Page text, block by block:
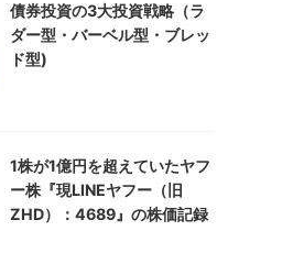
債券投資の3大投資戦略（ラ
ダー型・バーベル型・ブレッ
ド型)
1株が1億円を超えていたヤフ
ー株『現LINEヤフー（旧
ZHD）：4689』の株価記録